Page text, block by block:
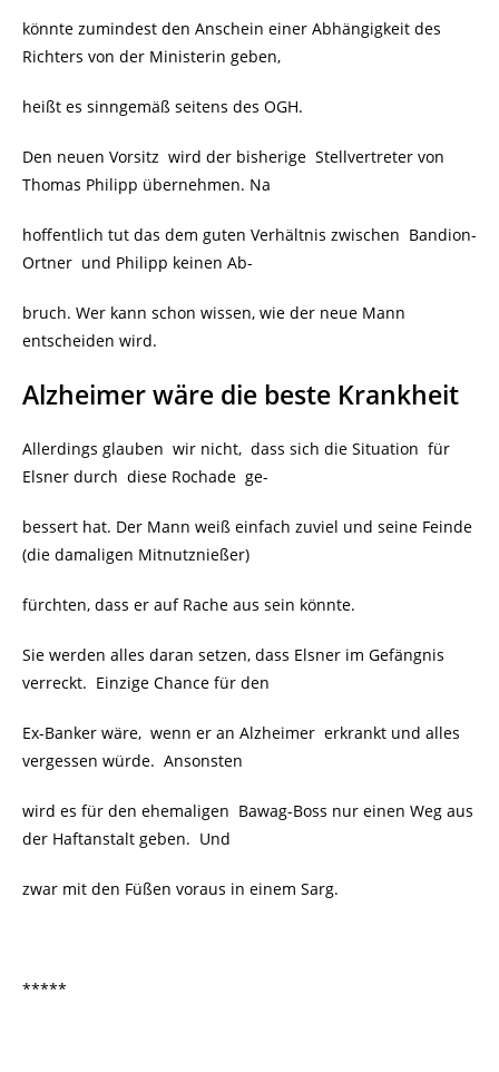
könnte zumindest den Anschein einer Abhängigkeit des
Richters von der Ministerin geben,
heißt es sinngemäß seitens des OGH.
Den neuen Vorsitz wird der bisherige Stellvertreter von
Thomas Philipp übernehmen. Na
hoffentlich tut das dem guten Verhältnis zwischen Bandion-
Ortner und Philipp keinen Ab-
bruch. Wer kann schon wissen, wie der neue Mann
entscheiden wird.
Alzheimer wäre die beste Krankheit
Allerdings glauben wir nicht, dass sich die Situation für
Elsner durch diese Rochade ge-
bessert hat. Der Mann weiß einfach zuviel und seine Feinde
(die damaligen Mitnutznießer)
fürchten, dass er auf Rache aus sein könnte.
Sie werden alles daran setzen, dass Elsner im Gefängnis
verreckt. Einzige Chance für den
Ex-Banker wäre, wenn er an Alzheimer erkrankt und alles
vergessen würde. Ansonsten
wird es für den ehemaligen Bawag-Boss nur einen Weg aus
der Haftanstalt geben. Und
zwar mit den Füßen voraus in einem Sarg.
*****